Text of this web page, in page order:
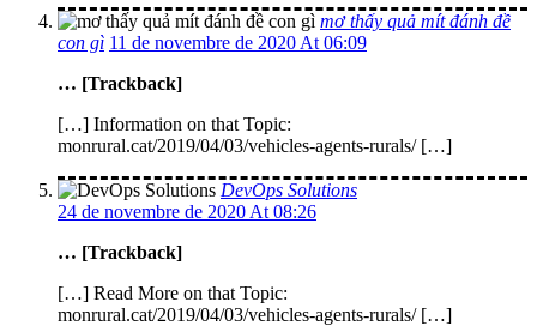
mơ thấy quả mít đánh đề
con gì 11 de novembre de 2020 At 06:09
… [Trackback]
[…] Information on that Topic:
monrural.cat/2019/04/03/vehicles-agents-rurals/ […]
DevOps Solutions
24 de novembre de 2020 At 08:26
… [Trackback]
[…] Read More on that Topic:
monrural.cat/2019/04/03/vehicles-agents-rurals/ […]